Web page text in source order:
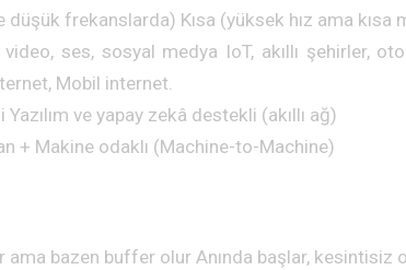
düşük frekanslarda) Kısa (yüksek hız ama kısa
ses, sosyal medya IoT, akıllı şehirler,
Mobil internet.
ve yapay zekâ destekli (akıllı ağ)
+ Makine odaklı (Machine-to-Machine)
ama bazen buffer olur Anında başlar, kesintisiz